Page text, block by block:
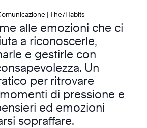
|The7Habits
alle emozioni che ci
a riconoscerle,
e gestirle con
Un
per ritrovare
di pressione e
ed emozioni
sopraffare.